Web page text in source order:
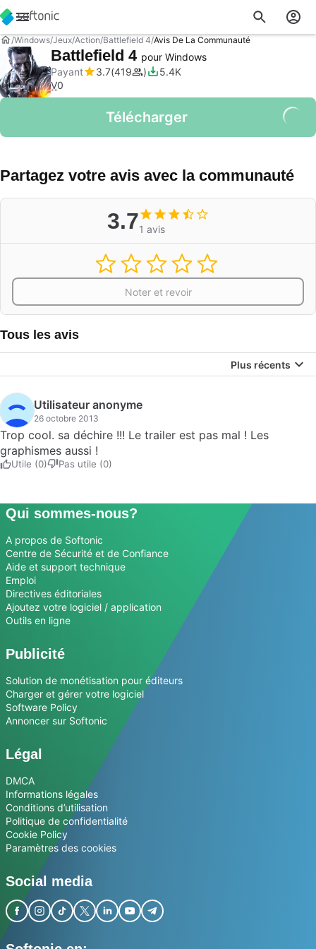
Windows Jeux Action Battlefield 4 Avis De La Communauté
Battlefield 4 pour Windows
Payant
3.7 419
5.4K
V0
Télécharger
Partagez votre avis avec la communauté
3.71 avis
Noter et revoir
Tous les avis
Plus récents
Utilisateur anonyme
26 octobre 2013
Trop cool. sa déchire !!! Le trailer est pas mal ! Les
graphismes aussi !
Utile (0) Pas utile (0)
Qui sommes-nous?
A propos de Softonic
Centre de Sécurité et de Confiance
Aide et support technique
Emploi
Directives éditoriales
Ajoutez votre logiciel / application
Outils en ligne
Publicité
Solution de monétisation pour éditeurs
Charger et gérer votre logiciel
Software Policy
Annoncer sur Softonic
Légal
DMCA
Informations légales
Conditions d’utilisation
Politique de confidentialité
Cookie Policy
Paramètres des cookies
Social media